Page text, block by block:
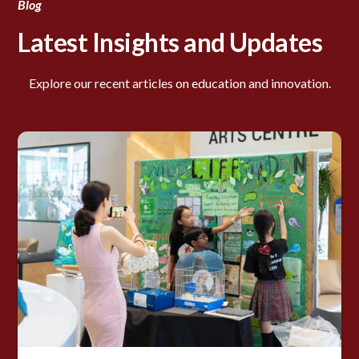
Blog
Latest Insights and Updates
Explore our recent articles on education and innovation.